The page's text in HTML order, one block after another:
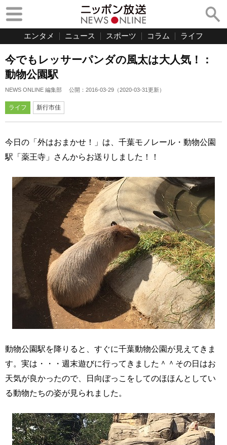
エンタメ ニュース スポーツ コラム ライフ
今でもレッサーパンダの風太は大人気！：
動物公園駅
NEWS ONLINE 編集部 公開： 2016-03-29 （2020-03-31更新）
ライフ 新行市佳
今日の「外はおまかせ！」は、千葉モノレール・動物公園
駅「薬王寺」さんからお送りしました！！
動物公園駅を降りると、すぐに千葉動物公園が見えてきま
す。実は・・・週末遊びに行ってきました＾＾その日はお
天気が良かったので、日向ぼっこをしてのほほんとしてい
る動物たちの姿が見られました。